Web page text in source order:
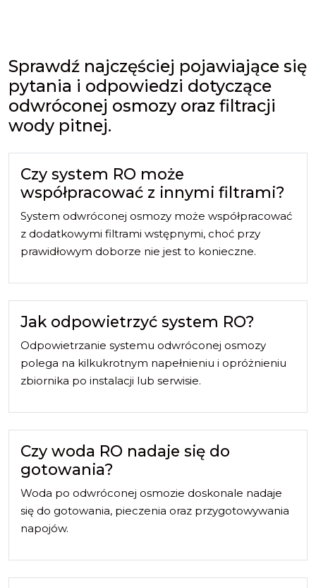
Sprawdź najczęściej pojawiające się
pytania i odpowiedzi dotyczące
odwróconej osmozy oraz filtracji
wody pitnej.
Czy system RO może
współpracować z innymi filtrami?
System odwróconej osmozy może współpracować
z dodatkowymi filtrami wstępnymi, choć przy
prawidłowym doborze nie jest to konieczne.
Jak odpowietrzyć system RO?
Odpowietrzanie systemu odwróconej osmozy
polega na kilkukrotnym napełnieniu i opróżnieniu
zbiornika po instalacji lub serwisie.
Czy woda RO nadaje się do
gotowania?
Woda po odwróconej osmozie doskonale nadaje
się do gotowania, pieczenia oraz przygotowywania
napojów.